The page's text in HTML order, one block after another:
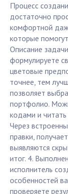
Процесс
достаточно
комфортной
которые
Описание
формулируете
цветовые
точнее, тем
позволяет
портфолио.
кодами и
Через
правки,
выявляются
итог. 4.
исполнитель
особенностей
проверяете